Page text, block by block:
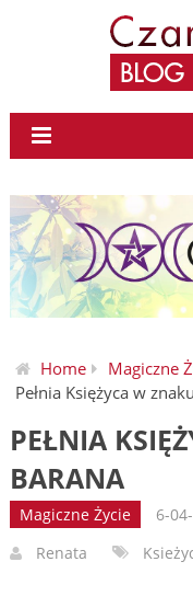
Home
Magiczne
Pełnia Księżyca w
PEŁNIA
BARANA
Magiczne Życie 6-
Renata